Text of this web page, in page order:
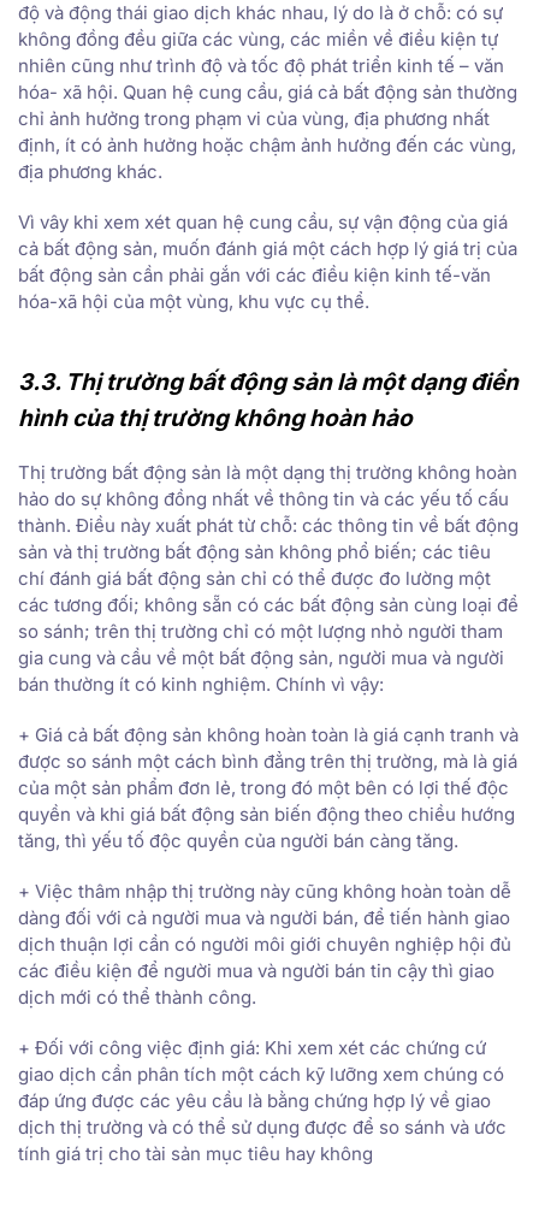
độ và động thái giao dịch khác nhau, lý do là ở chỗ: có sự
không đồng đều giữa các vùng, các miền về điều kiện tự
nhiên cũng như trình độ và tốc độ phát triển kinh tế – văn
hóa- xã hội. Quan hệ cung cầu, giá cả bất động sản thường
chỉ ảnh hưởng trong phạm vi của vùng, địa phương nhất
định, ít có ảnh hưởng hoặc chậm ảnh hưởng đến các vùng,
địa phương khác.
Vì vây khi xem xét quan hệ cung cầu, sự vận động của giá
cả bất động sản, muốn đánh giá một cách hợp lý giá trị của
bất động sản cần phải gắn với các điều kiện kinh tế-văn
hóa-xã hội của một vùng, khu vực cụ thể.
3.3. Thị trường bất động sản là một dạng điển
hình của thị trường không hoàn hảo
Thị trường bất động sản là một dạng thị trường không hoàn
hảo do sự không đồng nhất về thông tin và các yếu tố cấu
thành. Điều này xuất phát từ chỗ: các thông tin về bất động
sản và thị trường bất động sản không phổ biến; các tiêu
chí đánh giá bất động sản chỉ có thể được đo lường một
các tương đối; không sẵn có các bất động sản cùng loại để
so sánh; trên thị trường chỉ có một lượng nhỏ người tham
gia cung và cầu về một bất động sản, người mua và người
bán thường ít có kinh nghiệm. Chính vì vậy:
+ Giá cả bất động sản không hoàn toàn là giá cạnh tranh và
được so sánh một cách bình đẳng trên thị trường, mà là giá
của một sản phẩm đơn lẻ, trong đó một bên có lợi thế độc
quyền và khi giá bất động sản biến động theo chiều hướng
tăng, thì yếu tố độc quyền của người bán càng tăng.
+ Việc thâm nhập thị trường này cũng không hoàn toàn dễ
dàng đối với cả người mua và người bán, để tiến hành giao
dịch thuận lợi cần có người môi giới chuyên nghiệp hội đủ
các điều kiện để người mua và người bán tin cậy thì giao
dịch mới có thể thành công.
+ Đối với công việc định giá: Khi xem xét các chứng cứ
giao dịch cần phân tích một cách kỹ lưỡng xem chúng có
đáp ứng được các yêu cầu là bằng chứng hợp lý về giao
dịch thị trường và có thể sử dụng được để so sánh và ước
tính giá trị cho tài sản mục tiêu hay không